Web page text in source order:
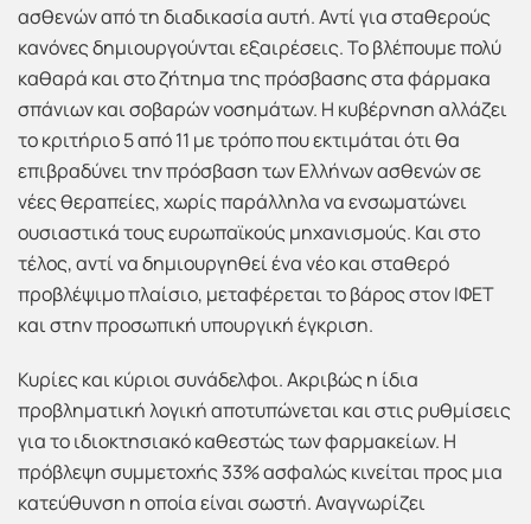
ασθενών από τη διαδικασία αυτή. Αντί για σταθερούς
κανόνες δημιουργούνται εξαιρέσεις. Το βλέπουμε πολύ
καθαρά και στο ζήτημα της πρόσβασης στα φάρμακα
σπάνιων και σοβαρών νοσημάτων. Η κυβέρνηση αλλάζει
το κριτήριο 5 από 11 με τρόπο που εκτιμάται ότι θα
επιβραδύνει την πρόσβαση των Ελλήνων ασθενών σε
νέες θεραπείες, χωρίς παράλληλα να ενσωματώνει
ουσιαστικά τους ευρωπαϊκούς μηχανισμούς. Και στο
τέλος, αντί να δημιουργηθεί ένα νέο και σταθερό
προβλέψιμο πλαίσιο, μεταφέρεται το βάρος στον ΙΦΕΤ
και στην προσωπική υπουργική έγκριση.
Κυρίες και κύριοι συνάδελφοι. Ακριβώς η ίδια
προβληματική λογική αποτυπώνεται και στις ρυθμίσεις
για το ιδιοκτησιακό καθεστώς των φαρμακείων. Η
πρόβλεψη συμμετοχής 33% ασφαλώς κινείται προς μια
κατεύθυνση η οποία είναι σωστή. Αναγνωρίζει